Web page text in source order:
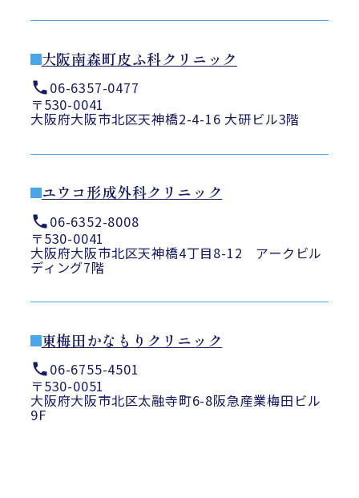
大阪南森町皮ふ科クリニック
06-6357-0477
〒530-0041
大阪府大阪市北区天神橋2-4-16 大研ビル3階
ユウコ形成外科クリニック
06-6352-8008
〒530-0041
大阪府大阪市北区天神橋4丁目8-12 アークビル
ディング7階
東梅田かなもりクリニック
06-6755-4501
〒530-0051
大阪府大阪市北区太融寺町6-8阪急産業梅田ビル
9F